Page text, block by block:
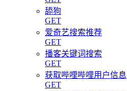
舔狗
GET
爱奇艺搜索推荐
GET
播客关键词搜索
GET
获取哔哩哔哩用户信息
GET